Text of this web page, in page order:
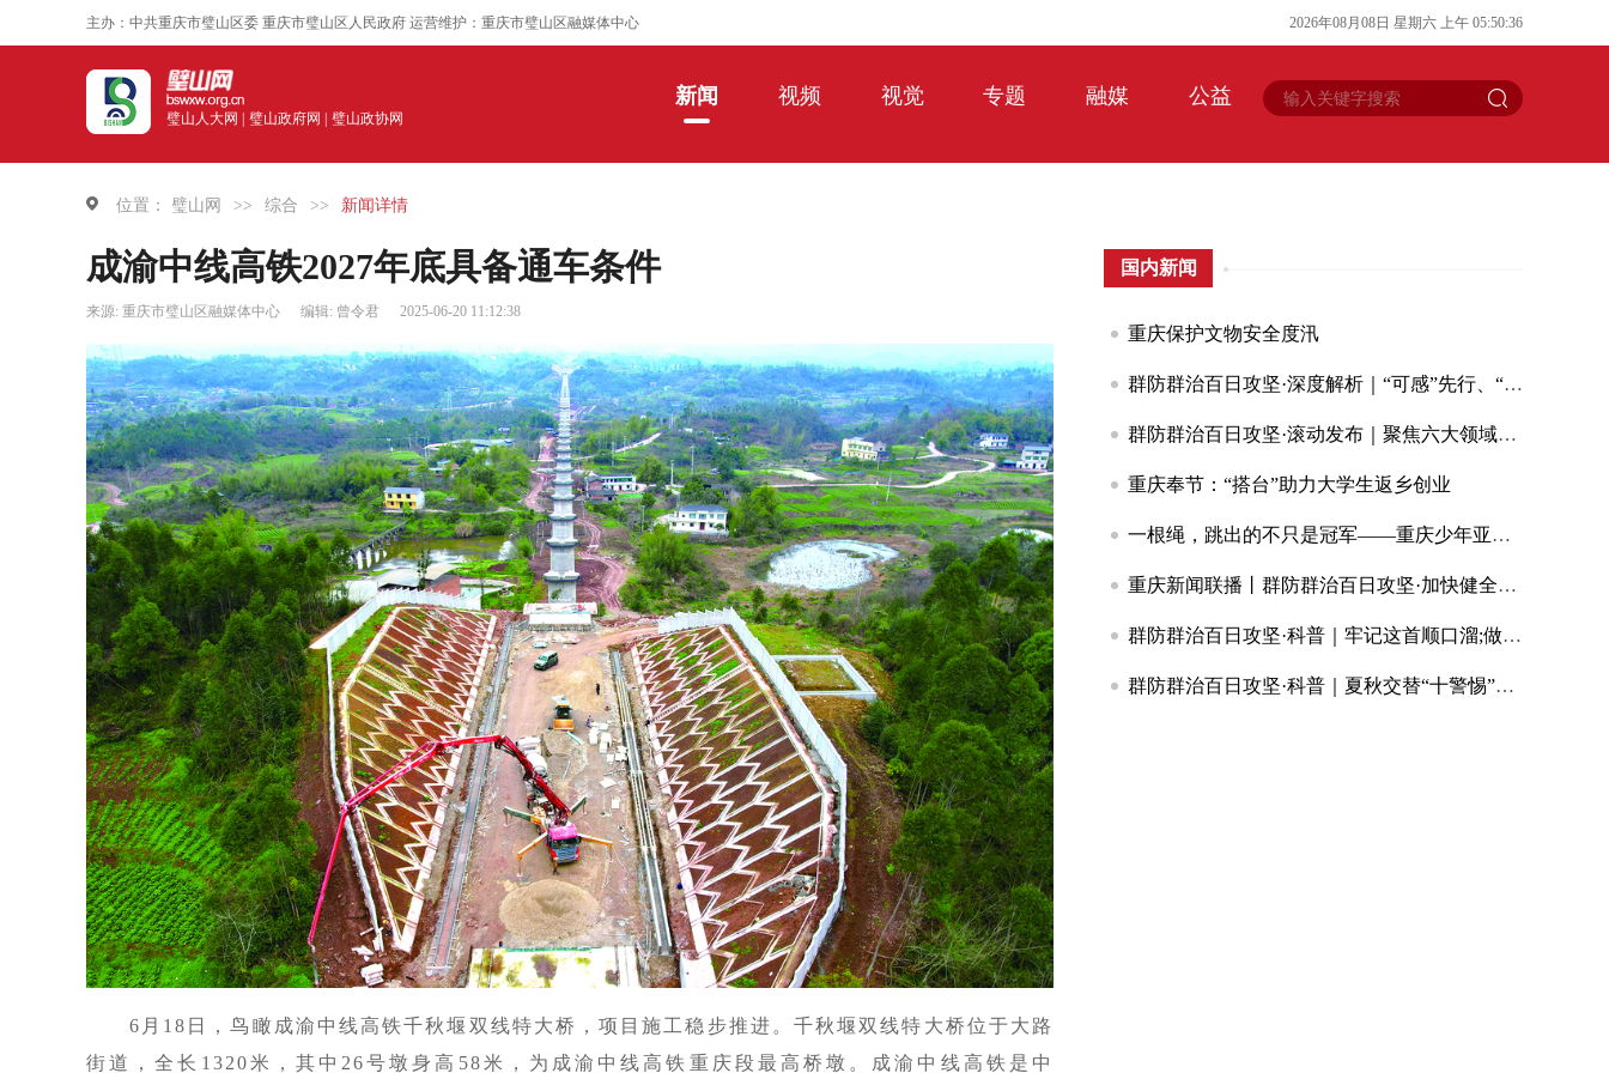
主办：中共重庆市璧山区委 重庆市璧山区人民政府 运营维护：重庆市璧山区融媒体中心 2026年08月 08日 星期六 上午 05:50:36
璧山人大网 | 璧山政府网 | 璧山政协网
新闻 视频 视觉 专题 融媒 公益
位置： 璧山网 >> 综合 >> 新闻详情
成渝中线高铁2027年底具备通车条件
来源: 重庆市璧山区融媒体中心 编辑: 曾令君 2025-06-20 11:12:38
6月18日，鸟瞰成渝中线高铁千秋堰双线特大桥，项目施工稳步推进。千秋堰双线特大桥位于大路
街道，全长1320米，其中26号墩身高58米，为成渝中线高铁重庆段最高桥墩。成渝中线高铁是中
国内新闻
重庆保护文物安全度汛
群防群治百日攻坚·深度解析｜“可感”先行、“可防”闭环、“可救”前置数字赋能让荣昌有效应对3轮区域性暴雨
群防群治百日攻坚·滚动发布｜聚焦六大领域筑牢水旱灾害防线全市水利系统启动除险固安群防群治百日攻坚行动
重庆奉节：“搭台”助力大学生返乡创业
一根绳，跳出的不只是冠军——重庆少年亚锦赛夺冠背后的故事
重庆新闻联播丨群防群治百日攻坚·加快健全群防群治工作体系筑牢基层防灾减灾救灾第一道防线
群防群治百日攻坚·科普｜牢记这首顺口溜;做好“安全明白人”
群防群治百日攻坚·科普｜夏秋交替“十警惕”！这些安全提醒请收藏